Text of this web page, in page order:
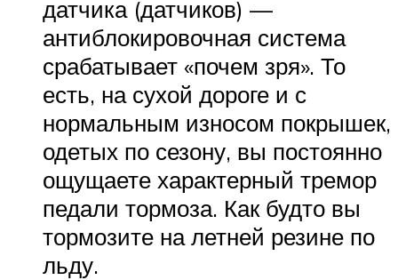
датчика (датчиков) —
антиблокировочная система
срабатывает «почем зря». То
есть, на сухой дороге и с
нормальным износом покрышек,
одетых по сезону, вы постоянно
ощущаете характерный тремор
педали тормоза. Как будто вы
тормозите на летней резине по
льду.